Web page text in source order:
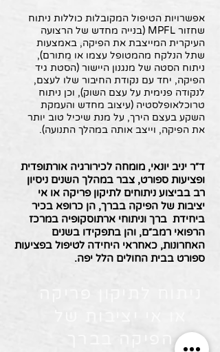
אפשרויות הטיפול המקובלות כוללות ניתוח
שחזור MPFL (בנייה מחדש של הרצועה
העיקרית המייצבת את הפיקה, באמצעות
שתל הנלקח מהמטופל עצמו או מתורם),
ניתוח הסטה של מנגנון היישור (הסטת גיד
הפיקה, יחד עם נקודת החיבור שלו לעצם,
לנקודה פנימית על עצם השוק), וכן ניתוח
טרוכלאופלסטיה (עיצוב מחדש והעמקת
השקע בעצם הירך, על מנת שיכיל טוב יותר
את הפיקה, וייצב אותה במהלך התנועה).
ד״ר יניב יונאי, מומחה לכירורגיה אורתופדית
ופציעות ספורט, צבר במהלך השנים ניסיון
רב בביצוע ניתוחים לתיקון פריקה או אי
יציבות של הפיקה בברך, הן כרופא בכיר
ביחידת ברך וניתוחי ארתוסקופיה במרכז
הרפואי רמב״ם, והן בתפקידו בשנים
האחרונות, כאחראי היחידה לטיפול בפציעות
ספורט בבית החולים הלל יפה.